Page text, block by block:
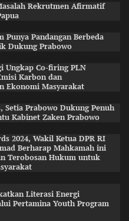
Rekrutmen Afirmatif
Punya Pandangan Berbeda
Dukung Prabowo
Ungkap Co-firing PLN
Karbon dan
Ekonomi Masyarakat
Prabowo Dukung Penuh
Kabinet Zaken Prabowo
2024, Wakil Ketua DPR RI
Berharap Mahkamah ini
Terobosan Hukum untuk
Literasi Energi
Pertamina Youth Program